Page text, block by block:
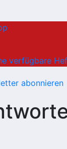
verfügbare
abonnieren